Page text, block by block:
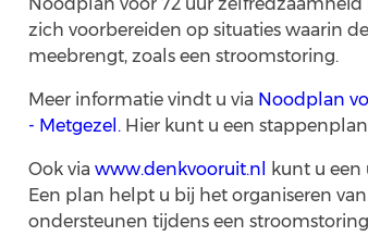
zich voorbereiden op situaties waarin
meebrengt, zoals een stroomstoring.
Meer informatie vindt u via Noodplan
- Metgezel. Hier kunt u een
Ook viawww.denkvooruit.nl
kunt u
Een plan helpt u bij het organiseren
ondersteunen tijdens een